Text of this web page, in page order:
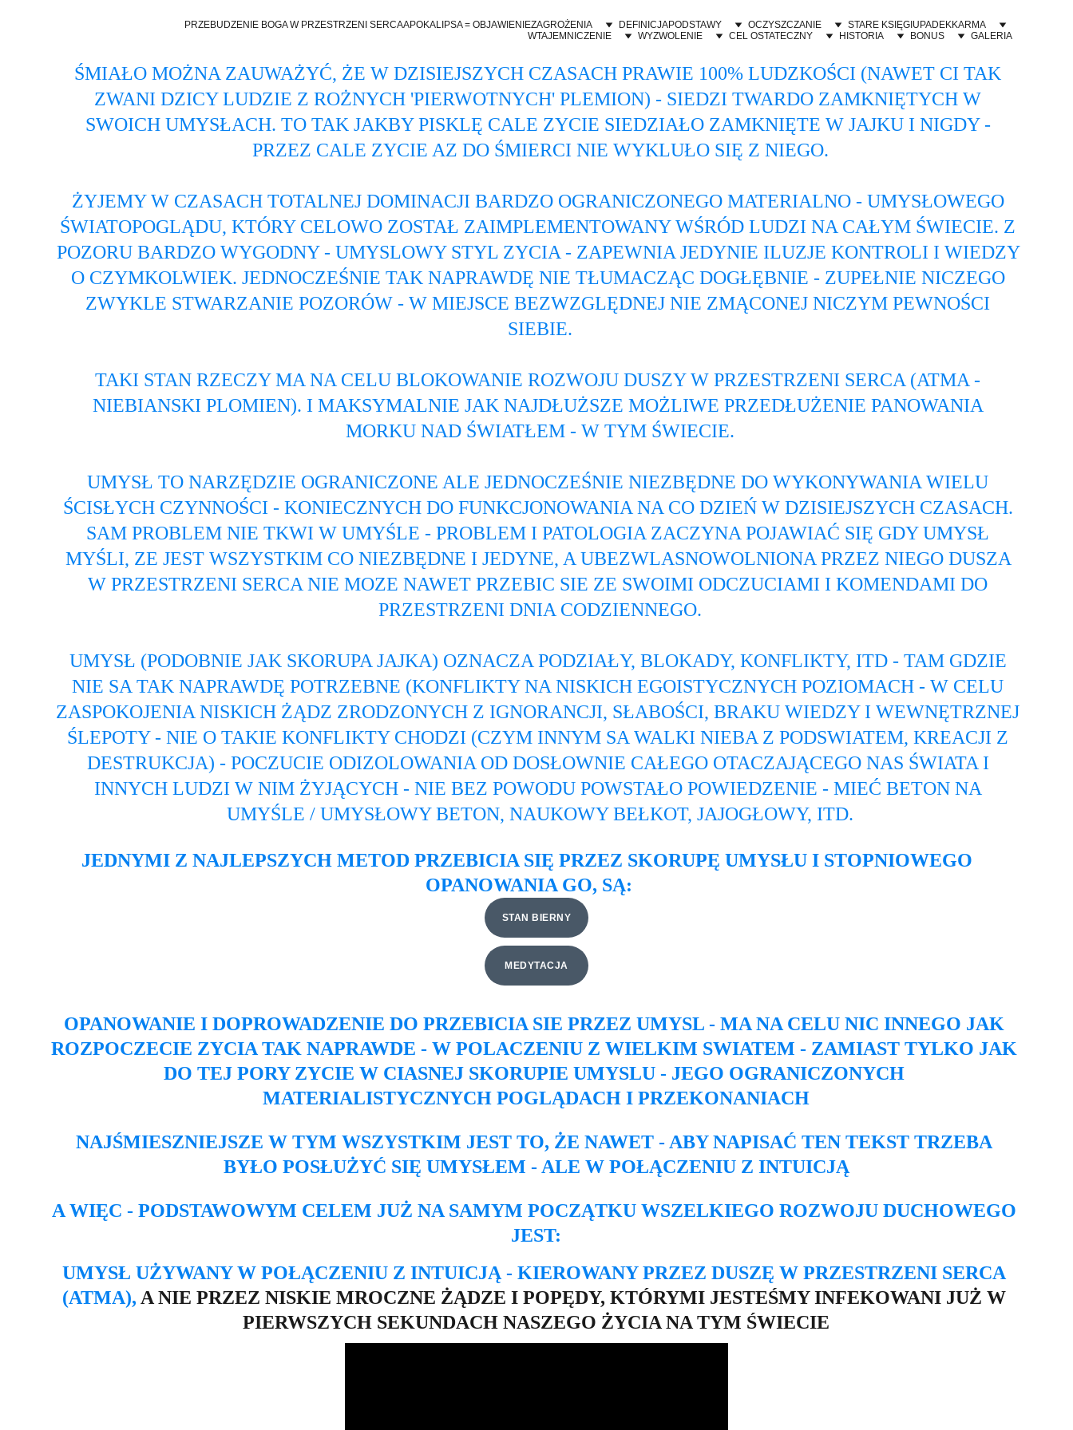
PRZEBUDZENIE BOGA W PRZESTRZENI SERCAAPOKALIPSA = OBJAWIENIEZAGROŻENIA DEFINICJAPODSTAWY OCZYSZCZANIE STARE KSIĘGI UPADEKKARMA
WTAJEMNICZENIE
WYZWOLENIE CEL OSTATECZNY HISTORIA BONUS GALERIA
ŚMIAŁO MOŻNA ZAUWAŻYĆ, ŻE W DZISIEJSZYCH CZASACH PRAWIE 100% LUDZKOŚCI (NAWET CI TAK
ZWANI DZICY LUDZIE Z ROŻNYCH 'PIERWOTNYCH' PLEMION) - SIEDZI TWARDO ZAMKNIĘTYCH W
SWOICH UMYSŁACH. TO TAK JAKBY PISKLĘ CALE ZYCIE SIEDZIAŁO ZAMKNIĘTE W JAJKU I NIGDY -
PRZEZ CALE ZYCIE AZ DO ŚMIERCI NIE WYKLUŁO SIĘ Z NIEGO.
ŻYJEMY W CZASACH TOTALNEJ DOMINACJI BARDZO OGRANICZONEGO MATERIALNO - UMYSŁOWEGO
ŚWIATOPOGLĄDU, KTÓRY CELOWO ZOSTAŁ ZAIMPLEMENTOWANY WŚRÓD LUDZI NA CAŁYM ŚWIECIE. Z
POZORU BARDZO WYGODNY - UMYSLOWY STYL ZYCIA - ZAPEWNIA JEDYNIE ILUZJE KONTROLI I WIEDZY
O CZYMKOLWIEK. JEDNOCZEŚNIE TAK NAPRAWDĘ NIE TŁUMACZĄC DOGŁĘBNIE - ZUPEŁNIE NICZEGO
ZWYKLE STWARZANIE POZORÓW - W MIEJSCE BEZWZGLĘDNEJ NIE ZMĄCONEJ NICZYM PEWNOŚCI
SIEBIE.
TAKI STAN RZECZY MA NA CELU BLOKOWANIE ROZWOJU DUSZY W PRZESTRZENI SERCA (ATMA -
NIEBIANSKI PLOMIEN). I MAKSYMALNIE JAK NAJDŁUŻSZE MOŻLIWE PRZEDŁUŻENIE PANOWANIA
MORKU NAD ŚWIATŁEM - W TYM ŚWIECIE.
UMYSŁ TO NARZĘDZIE OGRANICZONE ALE JEDNOCZEŚNIE NIEZBĘDNE DO WYKONYWANIA WIELU
ŚCISŁYCH CZYNNOŚCI - KONIECZNYCH DO FUNKCJONOWANIA NA CO DZIEŃ W DZISIEJSZYCH CZASACH.
SAM PROBLEM NIE TKWI W UMYŚLE - PROBLEM I PATOLOGIA ZACZYNA POJAWIAĆ SIĘ GDY UMYSŁ
MYŚLI, ZE JEST WSZYSTKIM CO NIEZBĘDNE I JEDYNE, A UBEZWLASNOWOLNIONA PRZEZ NIEGO DUSZA
W PRZESTRZENI SERCA NIE MOZE NAWET PRZEBIC SIE ZE SWOIMI ODCZUCIAMI I KOMENDAMI DO
PRZESTRZENI DNIA CODZIENNEGO.
UMYSŁ (PODOBNIE JAK SKORUPA JAJKA) OZNACZA PODZIAŁY, BLOKADY, KONFLIKTY, ITD - TAM GDZIE
NIE SA TAK NAPRAWDĘ POTRZEBNE (KONFLIKTY NA NISKICH EGOISTYCZNYCH POZIOMACH - W CELU
ZASPOKOJENIA NISKICH ŻĄDZ ZRODZONYCH Z IGNORANCJI, SŁABOŚCI, BRAKU WIEDZY I WEWNĘTRZNEJ
ŚLEPOTY - NIE O TAKIE KONFLIKTY CHODZI (CZYM INNYM SA WALKI NIEBA Z PODSWIATEM, KREACJI Z
DESTRUKCJA) - POCZUCIE ODIZOLOWANIA OD DOSŁOWNIE CAŁEGO OTACZAJĄCEGO NAS ŚWIATA I
INNYCH LUDZI W NIM ŻYJĄCYCH - NIE BEZ POWODU POWSTAŁO POWIEDZENIE - MIEĆ BETON NA
UMYŚLE / UMYSŁOWY BETON, NAUKOWY BEŁKOT, JAJOGŁOWY, ITD.
JEDNYMI Z NAJLEPSZYCH METOD PRZEBICIA SIĘ PRZEZ SKORUPĘ UMYSŁU I STOPNIOWEGO
OPANOWANIA GO, SĄ:
STAN BIERNY
OPANOWANIE I DOPROWADZENIE DO PRZEBICIA SIE PRZEZ UMYSL - MA NA CELU NIC INNEGO JAK
ROZPOCZECIE ZYCIA TAK NAPRAWDE - W POLACZENIU Z WIELKIM SWIATEM - ZAMIAST TYLKO JAK
DO TEJ PORY ZYCIE W CIASNEJ SKORUPIE UMYSLU - JEGO OGRANICZONYCH
MATERIALISTYCZNYCH POGLĄDACH I PRZEKONANIACH
NAJŚMIESZNIEJSZE W TYM WSZYSTKIM JEST TO, ŻE NAWET - ABY NAPISAĆ TEN TEKST TRZEBA
BYŁO POSŁUŻYĆ SIĘ UMYSŁEM - ALE W POŁĄCZENIU Z INTUICJĄ
UMYSŁ UŻYWANY W POŁĄCZENIU Z INTUICJĄ - KIEROWANY PRZEZ DUSZĘ W PRZESTRZENI SERCA
(ATMA), A NIE PRZEZ NISKIE MROCZNE ŻĄDZE I POPĘDY, KTÓRYMI JESTEŚMY INFEKOWANI JUŻ W
PIERWSZYCH SEKUNDACH NASZEGO ŻYCIA NA TYM ŚWIECIE
A WIĘC - PODSTAWOWYM CELEM JUŻ NA SAMYM POCZĄTKU WSZELKIEGO ROZWOJU DUCHOWEGO
JEST:
MEDYTACJA